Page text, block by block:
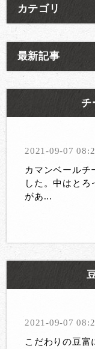
カテゴリ
最新記事
チ
2021-09-07
カマンベールチ
した。中はと
があ...
2021-09-07
こだわりの豆富